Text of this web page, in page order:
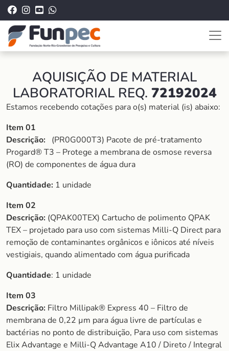
AQUISIÇÃO DE MATERIAL
LABORATORIAL REQ. 72192024
Estamos recebendo cotações para o(s) material (is) abaixo:
Item 01
Descrição: (PR0G000T3) Pacote de pré-tratamento
Progard® T3 – Protege a membrana de osmose reversa
(RO) de componentes de água dura
Quantidade: 1 unidade
Item 02
Descrição: (QPAK00TEX) Cartucho de polimento QPAK
TEX – projetado para uso com sistemas Milli-Q Direct para
remoção de contaminantes orgânicos e iônicos até níveis
vestigiais, quando alimentado com água purificada
Quantidade: 1 unidade
Item 03
Descrição: Filtro Millipak® Express 40 – Filtro de
membrana de 0,22 µm para água livre de partículas e
bactérias no ponto de distribuição, Para uso com sistemas
Elix Advantage e Milli-Q Advantage A10 / Direto / Integral